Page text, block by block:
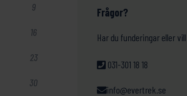
9
16
23
30
Frågor?
Har du funderingar eller
031-301 18 18
info@evertrek.se